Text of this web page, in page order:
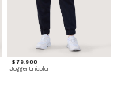
$ 79.900
Jogger Unicolor